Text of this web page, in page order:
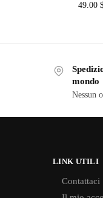
49.00
mondo
Nessun
LINK UTILI
Contattaci